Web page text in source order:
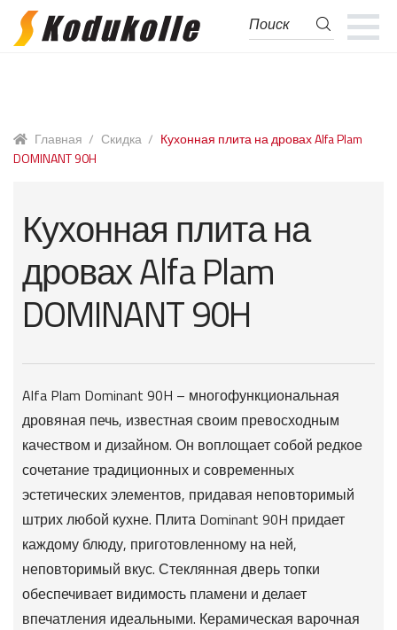
Перейти
Перейти
Поиск:
Поиск
Главная / Скидка / Кухонная плита на дровах Alfa Plam
DOMINANT 90H
Кухонная плита на
дровах Alfa Plam
DOMINANT 90H
Alfa Plam Dominant 90H – многофункциональная
дровяная печь, известная своим превосходным
качеством и дизайном. Он воплощает собой редкое
сочетание традиционных и современных
эстетических элементов, придавая неповторимый
штрих любой кухне. Плита Dominant 90H придает
каждому блюду, приготовленному на ней,
неповторимый вкус. Стеклянная дверь топки
обеспечивает видимость пламени и делает
впечатления идеальными. Керамическая варочная